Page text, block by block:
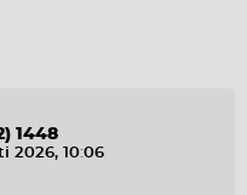
1448
2026, 10:06